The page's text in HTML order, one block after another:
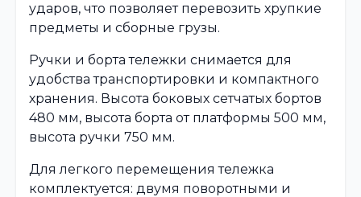
ударов, что позволяет перевозить хрупкие
предметы и сборные грузы.
Ручки и борта тележки снимается для
удобства транспортировки и компактного
хранения. Высота боковых сетчатых бортов
480 мм, высота борта от платформы 500 мм,
высота ручки 750 мм.
Для легкого перемещения тележка
комплектуется: двумя поворотными и